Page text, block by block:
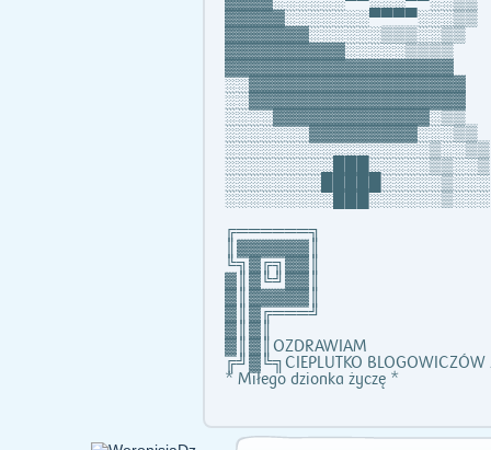
▓▓▓▓▓░░░░░░░▀▀▀▀░░░▒▒
▓▓▓▓▓▓▓░░░░░░▒▒▒░░▒▒
▓▓▓▓▓▓▓▓▓▓░░░░░▒▒▒▒
▓▓▓▓▓▓▓▓▓▓▓▓▓▓▓▓▓▓▓
░░▓▓▓▓▓▓▓▓▓▓▓▓▓▓▓▓▓▓
░░▓▓▓▓▓▓▓▓▓▓▓▓▓▓▓▓▓▓
░░░░▓▓▓▓▓▓▓▓▓▓▓▓▓░▒▒
░░░░░░░▓▓▓▓▓▓▓▓▓░░░▒▒
░░░░░░░░░░░░░░░░░▒░░▒▒
░░░░░░░░░███░░░░░▒▒░░▒
░░░░░░░░█████░░░░░▒░░░
░░░░░░░░░███░░░░░░▒░░░
╔══════╗
║▓▓▓▓▓▓║
╚╗▓╔╗▓▓║
▓║▓╚╝▓▓║
▓║▓▓▓▓▓║
▓║▓╔═══╝
▓║▓║
▓║▓║OZDRAWIAM
╔╝▓╚╗CIEPLUTKO
* Miłego dzionka życzę *